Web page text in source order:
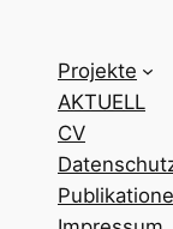
Projekte
AKTUELL
CV